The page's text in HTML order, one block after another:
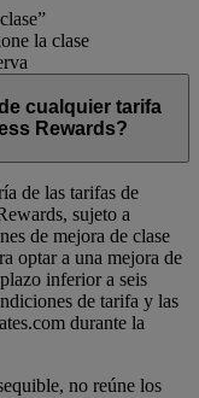
la clase
cualquier tarifa
Rewards?
de las tarifas de
sujeto a
de mejora de clase
optar a una mejora de
inferior a seis
de tarifa y las
durante la
no reúne los